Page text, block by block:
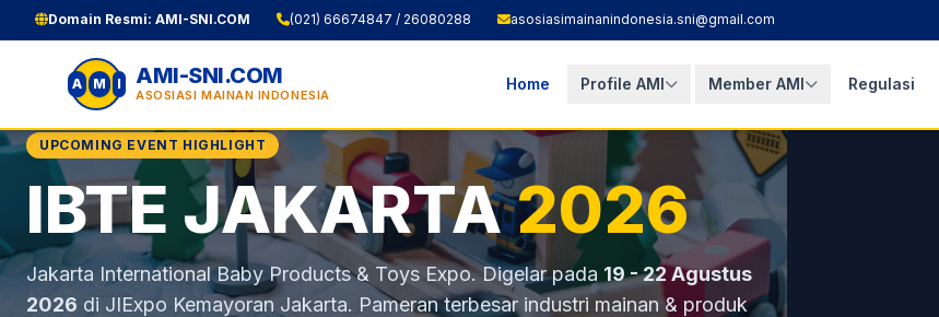
Domain Resmi: AMI-SNI.COM (021) 66674847 / 26080288 asosiasimainanindonesia.sni@gmail.com
A M I AMI-SNI.COM
ASOSIASI MAINAN INDONESIA
Home Profile AMI Member AMI Regulasi
(AMI)
UPCOMING EVENT HIGHLIGHT
IBTE JAKARTA2026
Jakarta International Baby Products & Toys Expo. Digelar pada 19 - 22 Agustus
2026 di JIExpo Kemayoran Jakarta. Pameran terbesar industri mainan & produk
Perlindungan Anak Indonesia
MOU Internasional